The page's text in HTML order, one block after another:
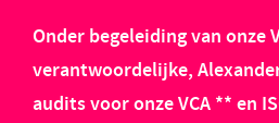
Onder begeleiding van onze
verantwoordelijke,
audits voor onze VCA ** en